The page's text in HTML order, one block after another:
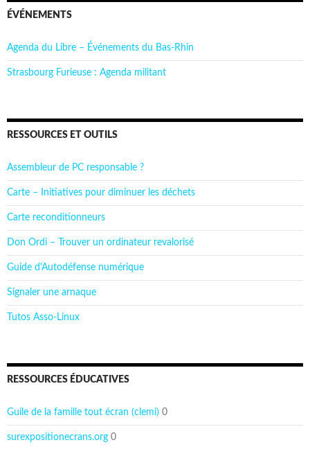
ÉVÉNEMENTS
Agenda du Libre – Événements du Bas-Rhin
Strasbourg Furieuse : Agenda militant
RESSOURCES ET OUTILS
Assembleur de PC responsable ?
Carte – Initiatives pour diminuer les déchets
Carte reconditionneurs
Don Ordi – Trouver un ordinateur revalorisé
Guide d'Autodéfense numérique
Signaler une arnaque
Tutos Asso-Linux
RESSOURCES ÉDUCATIVES
Guile de la famille tout écran (clemi) 0
surexpositionecrans.org 0